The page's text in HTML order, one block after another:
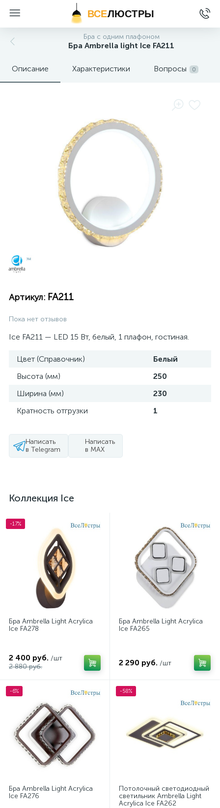
ВСЕЛЮСТРЫ
Бра с одним плафоном
Бра Ambrella light Ice FA211
Описание Характеристики Вопросы 0
Артикул: FA211
Пока нет отзывов
Ice FA211 — LED 15 Вт, белый, 1 плафон, гостиная.
Цвет (Справочник)
Белый
Высота (мм)
250
Ширина (мм)
230
Кратность отгрузки
1
Написать
в Telegram
Написать
в MAX
Коллекция Ice
-17%
Бра Ambrella Light Acrylica
Ice FA278
2 400 руб. /шт
2 880 руб.
Бра Ambrella Light Acrylica
Ice FA265
2 290 руб. /шт
-6%
Бра Ambrella Light Acrylica
Ice FA276
-58%
Потолочный светодиодный
светильник Ambrella Light
Acrylica Ice FA262